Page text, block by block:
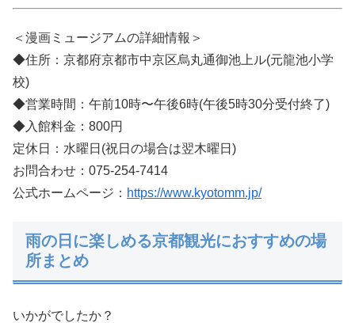
＜漫画ミュージアムの詳細情報＞
◆住所：京都府京都市中京区烏丸通御池上ル(元龍池小学
校)
◆営業時間：午前10時〜午後6時(午後5時30分受付終了)
◆入館料金：800円
定休日：水曜日(祝日の場合は翌木曜日)
お問合わせ：075-254-7414
公式ホームページ： https://www.kyotomm.jp/
雨の日に楽しめる京都観光におすすめの場
所まとめ
いかがでしたか？